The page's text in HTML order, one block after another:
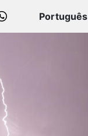
WHATSAPP